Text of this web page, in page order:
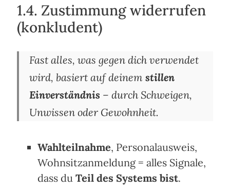
1.4. Zustimmung widerrufen
(konkludent)
Fast alles, was gegen dich verwendet
wird, basiert auf deinemstillen
Einverständnis – durch Schweigen,
Unwissen oder Gewohnheit.
Wahlteilnahme, Personalausweis,
Wohnsitzanmeldung = alles Signale,
dass duTeil des Systems bist.